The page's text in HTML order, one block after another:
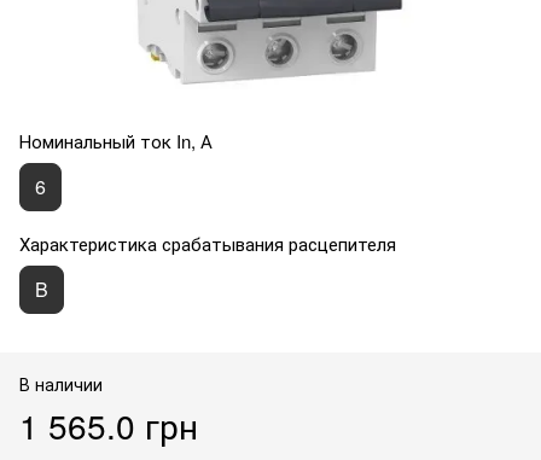
Номинальный ток In, А
6
Характеристика срабатывания расцепителя
B
В наличии
1 565.0 грн